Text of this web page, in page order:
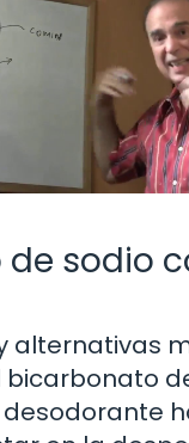
sodio
alternativas